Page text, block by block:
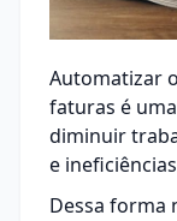
Automatizar
faturas é
diminuir
e
Dessa forma